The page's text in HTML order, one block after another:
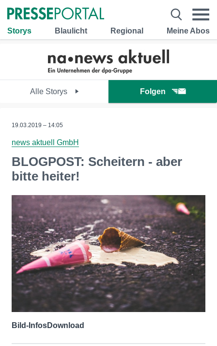
Storys Blaulicht Regional Meine Abos
Alle Storys Folgen
19.03.2019 – 14:05
news aktuell GmbH
BLOGPOST: Scheitern - aber
bitte heiter!
Bild-InfosDownload